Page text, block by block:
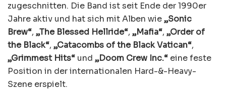
zugeschnitten. Die Band ist seit Ende der 1990er
Jahre aktiv und hat sich mit Alben wie„Sonic
Brew“, „The Blessed Hellride“, „Mafia“, „Order of
the Black“, „Catacombs of the Black Vatican“,
„Grimmest Hits“ und „Doom Crew Inc.“ eine feste
Position in der internationalen Hard-&-Heavy-
Szene erspielt.